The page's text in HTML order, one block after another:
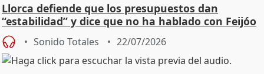
Llorca defiende que los presupuestos dan
“estabilidad” y dice que no ha hablado con Feijóo
Sonido Totales 22/07/2026